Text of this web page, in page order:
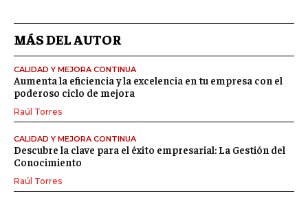
MÁS DEL AUTOR
CALIDAD Y MEJORA CONTINUA
Aumenta la eficiencia y la excelencia en tu empresa con el
poderoso ciclo de mejora
Raúl Torres
CALIDAD Y MEJORA CONTINUA
Descubre la clave para el éxito empresarial: La Gestión del
Conocimiento
Raúl Torres